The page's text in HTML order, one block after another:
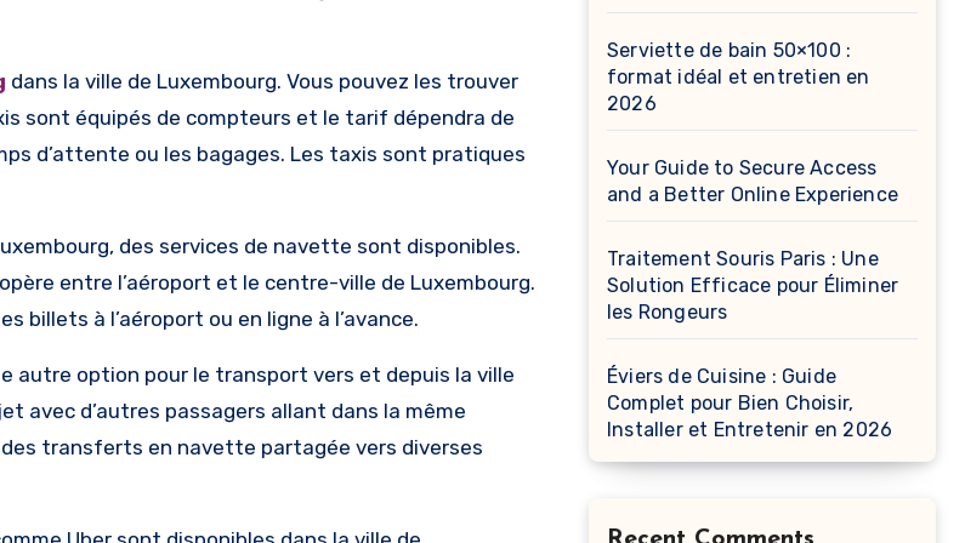
dans la ville de Luxembourg. Vous pouvez les trouver
sont équipés de compteurs et le tarif dépendra de
d’attente ou les bagages. Les taxis sont pratiques
des services de navette sont disponibles.
entre l’aéroport et le centre-ville de Luxembourg.
billets à l’aéroport ou en ligne à l’avance.
autre option pour le transport vers et depuis la ville
avec d’autres passagers allant dans la même
transferts en navette partagée vers diverses
Serviette de bain 50×100 :
format idéal et entretien en
2026
Your Guide to Secure Access
and a Better Online Experience
Traitement Souris Paris : Une
Solution Efficace pour Éliminer
les Rongeurs
Éviers de Cuisine : Guide
Complet pour Bien Choisir,
Installer et Entretenir en 2026